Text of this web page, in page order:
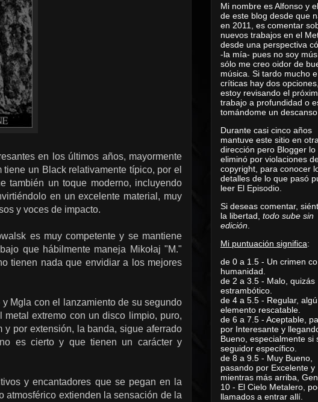
en los últimos años, mayormente
un Black relativamente típico, por el
también un toque moderno, incluyendo
en un excelente material, muy
y voces de impacto.
es muy competente y se mantiene
que hábilmente maneja Mikołaj "M."
tienen nada que envidiar a los mejores
Mgla con el lanzamiento de su segundo
extremo con un disco limpio, puro,
por extensión, la banda, sigue aferrado
es cierto y que tienen un carácter y
y encantadores que se pegan en la
atmosférico extienden la sensación de la
Mi nombre es Alfonso y
de este blog desde que
en 2011, es comentar
nuevos trabajos en el
desde una perspectiva
-la mía- pues no soy
sólo me creo oidor de
música. Si tardo mucho
críticas hay dos
estoy revisando el
trabajo a profundidad o
tomándome un
Durante casi cinco años
mantuve este sitio en
dirección pero Blogger lo
eliminó por violaciones
copyright, para conocer
detalles de lo que pasó
leer El Episodio
Si deseas comentar,
la libertad, todo sube sin
edición
Mi puntuación significa:
de 0 a 1.5 - Un crimen
humanidad.
de 2 a 3.5 - Malo, quizás
estrambótico.
de 4 a 5.5 - Regular,
elemento rescatable.
de 6 a 7.5 - Aceptable,
por Interesante y
Bueno, especialmente si
seguidor específico.
de 8 a 9.5 - Muy Bueno,
pasando por Excelente y
mientras más arriba,
10 - El Cielo Metalero,
llamados a entrar allí.